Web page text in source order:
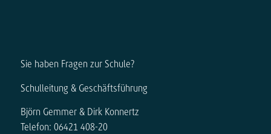
Sie haben Fragen zur Schule?
Schulleitung & Geschäftsführung
Björn Gemmer & Dirk Konnertz
Telefon: 06421 408-20